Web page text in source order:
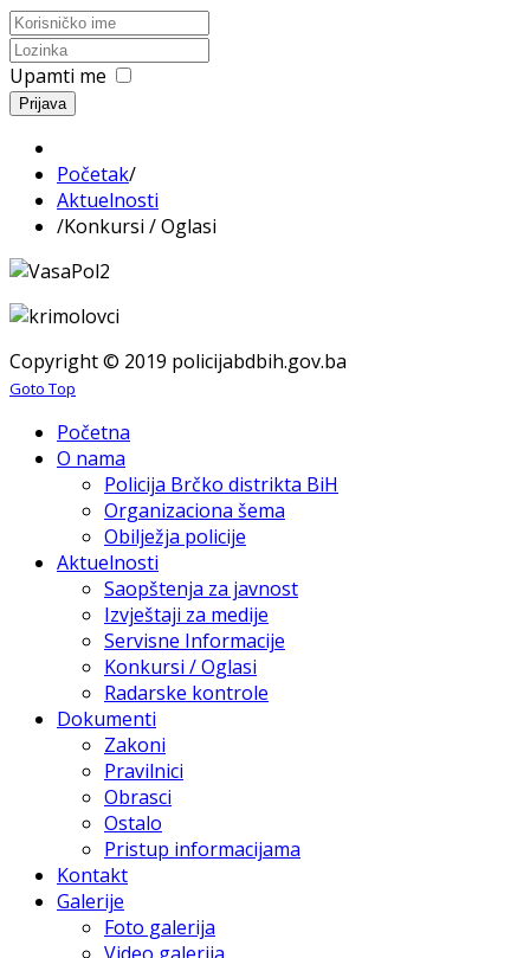
Upamti me
Prijava
Početak/
Aktuelnosti
/Konkursi / Oglasi
Copyright © 2019 policijabdbih.gov.ba
Goto Top
Početna
O nama
Policija Brčko distrikta BiH
Organizaciona šema
Obilježja policije
Aktuelnosti
Saopštenja za javnost
Izvještaji za medije
Servisne Informacije
Konkursi / Oglasi
Radarske kontrole
Dokumenti
Zakoni
Pravilnici
Obrasci
Ostalo
Pristup informacijama
Kontakt
Galerije
Foto galerija